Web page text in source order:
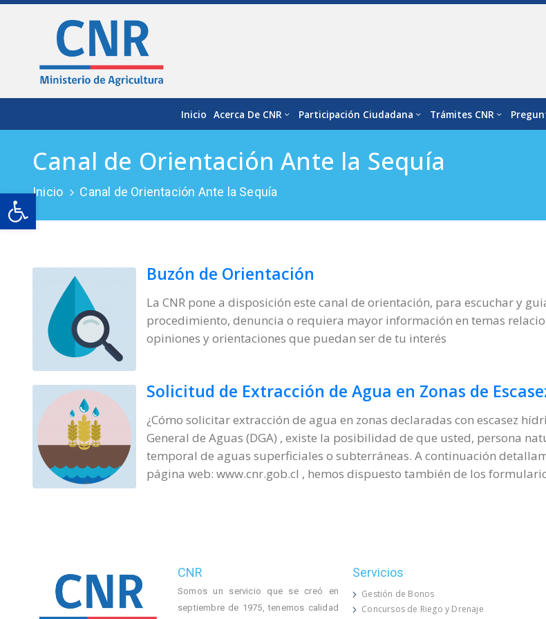
Open toolbar
Inicio Acerca De CNR Participación Ciudadana Trámites CNR
Canal de Orientación Ante la Sequía
Inicio Canal de Orientación Ante la Sequía
Buzón de Orientación
La CNR pone a disposición este canal de orientación, para escuchar y
procedimiento, denuncia o requiera mayor información en temas
opiniones y orientaciones que puedan ser de tu interés
Solicitud de Extracción de Agua en Zonas de
¿Cómo solicitar extracción de agua en zonas declaradas con escasez
General de Aguas (DGA) , existe la posibilidad de que usted, persona
temporal de aguas superficiales o subterráneas. A continuación
página web: www.cnr.gob.cl , hemos dispuesto también de los
CNR
Somos un servicio que se creó en
septiembre de 1975, tenemos calidad
Servicios
Gestión de Bonos
Concursos de Riego y Drenaje